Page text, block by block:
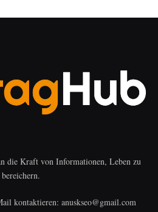
die Kraft von Informationen, Leben zu
kontaktieren: anuskseo@gmail.com